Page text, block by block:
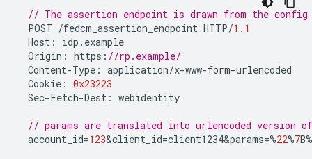
// The assertion endpoint is drawn from the
POST /fedcm_assertion_endpoint HTTP/1.1
Host : idp . example
Origin : https : //rp.example/
Content-Type : application/x-www-form-urlencoded
Cookie : 0x23223
Sec-Fetch-Dest : webidentity
// params are translated into urlencoded version
account_id=123&client_id=client1234&params=%22%7B%